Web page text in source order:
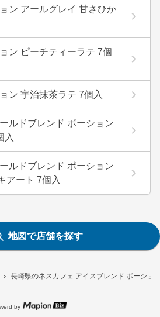
長崎県のネスカフェ アイスブレンド ポーショ
ン アールグレイ 甘さひか
ン ピーチティーラテ 7個
ン 宇治抹茶ラテ 7個入
ルドブレンド ポーション
入
ルドブレンド ポーション
アート 7個入
地図で店舗を探す
by